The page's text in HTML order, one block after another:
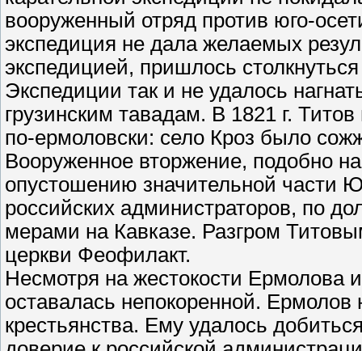
вооруженный отряд против юго-
экспедиция не дала желаемых
экспедицией, пришлось
Экспедиции так и не удалось
грузинским тавадам. В 1821 г.
по-ермоловски: село Кроз было
Вооруженное вторжение, подобно
опустошению значительной части
российских администраторов, по
мерами на Кавказе. Разгром
церкви Феофилакт.
Несмотря на жестокости
оставалась непокоренной.
крестьянства. Ему удалось